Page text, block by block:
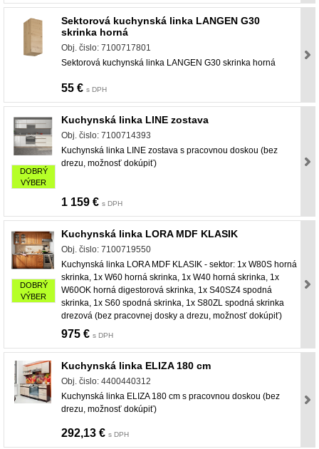
Sektorová kuchynská linka LANGEN G30
skrinka horná
Obj. čislo: 7100717801
Sektorová kuchynská linka LANGEN G30 skrinka horná
55 € s DPH
DOBRÝ
VÝBER
Kuchynská linka LINE zostava
Obj. čislo: 7100714393
Kuchynská linka LINE zostava s pracovnou doskou (bez
drezu, možnosť dokúpiť)
1 159 € s DPH
DOBRÝ
VÝBER
Kuchynská linka LORA MDF KLASIK
Obj. čislo: 7100719550
Kuchynská linka LORA MDF KLASIK - sektor: 1x W80S horná
skrinka, 1x W60 horná skrinka, 1x W40 horná skrinka, 1x
W60OK horná digestorová skrinka, 1x S40SZ4 spodná
skrinka, 1x S60 spodná skrinka, 1x S80ZL spodná skrinka
drezová (bez pracovnej dosky a drezu, možnosť dokúpiť)
975 € s DPH
Kuchynská linka ELIZA 180 cm
Obj. čislo: 4400440312
Kuchynská linka ELIZA 180 cm s pracovnou doskou (bez
drezu, možnosť dokúpiť)
292,13 € s DPH